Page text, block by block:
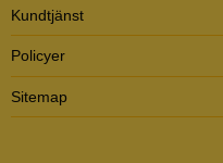
Kundtjänst
Policyer
Sitemap